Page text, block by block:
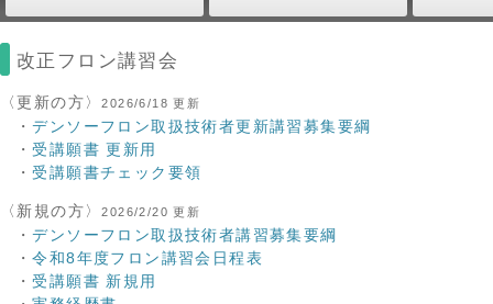
改正フロン講習会
〈更新の方〉2026/6/18 更新
・デンソーフロン取扱技術者更新講習募集要綱
・受講願書 更新用
・受講願書チェック要領
〈新規の方〉2026/2/20 更新
・デンソーフロン取扱技術者講習募集要綱
・令和8年度フロン講習会日程表
・受講願書 新規用